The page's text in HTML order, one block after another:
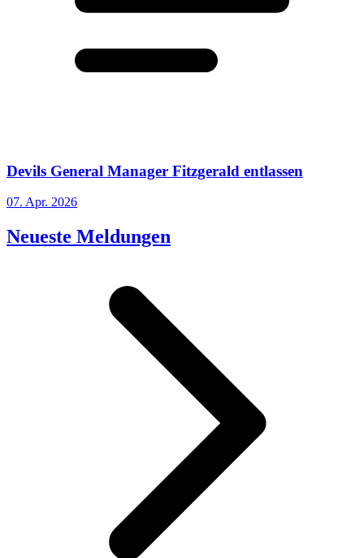
Devils General Manager Fitzgerald entlassen
07. Apr. 2026
Neueste Meldungen